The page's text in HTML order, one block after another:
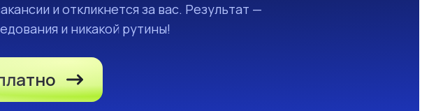
и откликнется за вас. Результат —
и никакой рутины!